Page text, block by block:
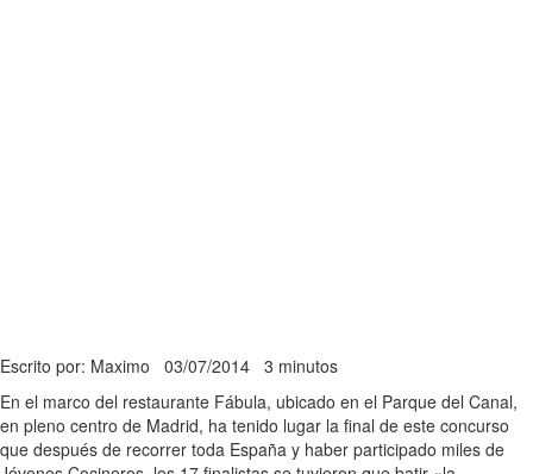
Escrito por: Maximo 03/07/2014 3 minutos
En el marco del restaurante Fábula, ubicado en el Parque del Canal,
en pleno centro de Madrid, ha tenido lugar la final de este concurso
que después de recorrer toda España y haber participado miles de